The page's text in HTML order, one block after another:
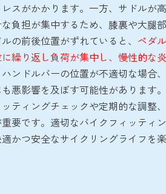
スがかかります。一方、サドルが
負担が集中するため、膝裏や大腿
の前後位置がずれていると、 ペダ
繰り返し負荷が集中し、慢性的な
ンドルバーの位置が不適切な場合
悪影響を及ぼす可能性があります
ティングチェックや定期的な調整
要です。適切なバイクフィッティ
かつ安全なサイクリングライフを